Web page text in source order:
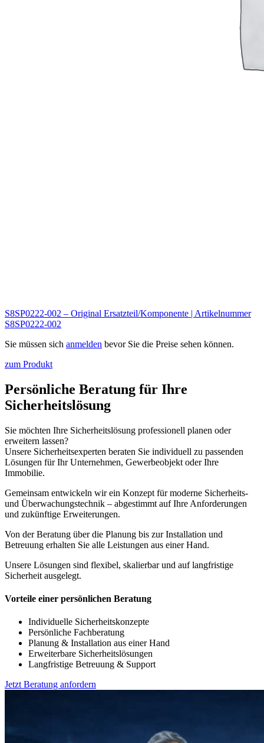
S8SP0222-002 – Original Ersatzteil/Komponente | Artikelnummer
S8SP0222-002
Sie müssen sich anmelden bevor Sie die Preise sehen können.
zum Produkt
Persönliche Beratung für Ihre
Sicherheitslösung
Sie möchten Ihre Sicherheitslösung professionell planen oder
erweitern lassen?
Unsere Sicherheitsexperten beraten Sie individuell zu passenden
Lösungen für Ihr Unternehmen, Gewerbeobjekt oder Ihre
Immobilie.
Gemeinsam entwickeln wir ein Konzept für moderne Sicherheits-
und Überwachungstechnik – abgestimmt auf Ihre Anforderungen
und zukünftige Erweiterungen.
Von der Beratung über die Planung bis zur Installation und
Betreuung erhalten Sie alle Leistungen aus einer Hand.
Unsere Lösungen sind flexibel, skalierbar und auf langfristige
Sicherheit ausgelegt.
Vorteile einer persönlichen Beratung
Individuelle Sicherheitskonzepte
Persönliche Fachberatung
Planung & Installation aus einer Hand
Erweiterbare Sicherheitslösungen
Langfristige Betreuung & Support
Jetzt Beratung anfordern